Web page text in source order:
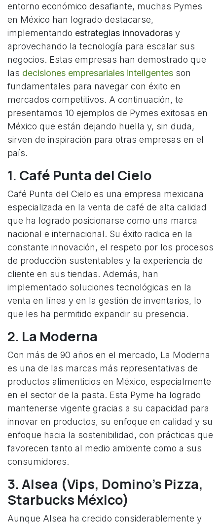
entorno económico desafiante, muchas Pymes
en México han logrado destacarse,
implementando estrategias innovadoras y
aprovechando la tecnología para escalar sus
negocios. Estas empresas han demostrado que
las decisiones empresariales inteligentes son
fundamentales para navegar con éxito en
mercados competitivos. A continuación, te
presentamos 10 ejemplos de Pymes exitosas en
México que están dejando huella y, sin duda,
sirven de inspiración para otras empresas en el
país.
1. Café Punta del Cielo
Café Punta del Cielo es una empresa mexicana
especializada en la venta de café de alta calidad
que ha logrado posicionarse como una marca
nacional e internacional. Su éxito radica en la
constante innovación, el respeto por los procesos
de producción sustentables y la experiencia de
cliente en sus tiendas. Además, han
implementado soluciones tecnológicas en la
venta en línea y en la gestión de inventarios, lo
que les ha permitido expandir su presencia.
2. La Moderna
Con más de 90 años en el mercado, La Moderna
es una de las marcas más representativas de
productos alimenticios en México, especialmente
en el sector de la pasta. Esta Pyme ha logrado
mantenerse vigente gracias a su capacidad para
innovar en productos, su enfoque en calidad y su
enfoque hacia la sostenibilidad, con prácticas que
favorecen tanto al medio ambiente como a sus
consumidores.
3.Alsea (Vips, Domino’s Pizza,
Starbucks México)
Aunque Alsea ha crecido considerablemente y